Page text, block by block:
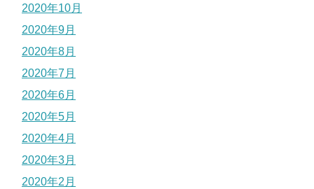
2020年10月
2020年9月
2020年8月
2020年7月
2020年6月
2020年5月
2020年4月
2020年3月
2020年2月